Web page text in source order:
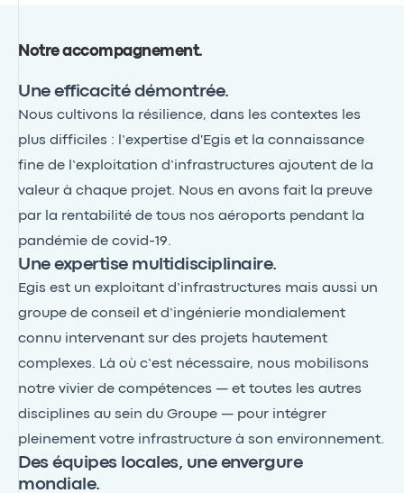
Notre accompagnement.
Une efficacité démontrée.
Nous cultivons la résilience, dans les contextes les
plus difficiles : l’expertise d'Egis et la connaissance
fine de l’exploitation d’infrastructures ajoutent de la
valeur à chaque projet. Nous en avons fait la preuve
par la rentabilité de tous nos aéroports pendant la
pandémie de covid-19.
Une expertise multidisciplinaire.
Egis est un exploitant d’infrastructures mais aussi un
groupe de conseil et d’ingénierie mondialement
connu intervenant sur des projets hautement
complexes. Là où c’est nécessaire, nous mobilisons
notre vivier de compétences — et toutes les autres
disciplines au sein du Groupe — pour intégrer
pleinement votre infrastructure à son environnement.
Des équipes locales, une envergure
mondiale.